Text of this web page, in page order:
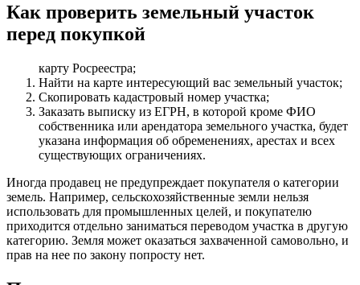
Как проверить земельный участок
перед покупкой
карту Росреестра;
Найти на карте интересующий вас земельный участок;
Скопировать кадастровый номер участка;
Заказать выписку из ЕГРН, в которой кроме ФИО
собственника или арендатора земельного участка, будет
указана информация об обременениях, арестах и всех
существующих ограничениях.
Иногда продавец не предупреждает покупателя о категории
земель. Например, сельскохозяйственные земли нельзя
использовать для промышленных целей, и покупателю
приходится отдельно заниматься переводом участка в другую
категорию. Земля может оказаться захваченной самовольно, и
прав на нее по закону попросту нет.